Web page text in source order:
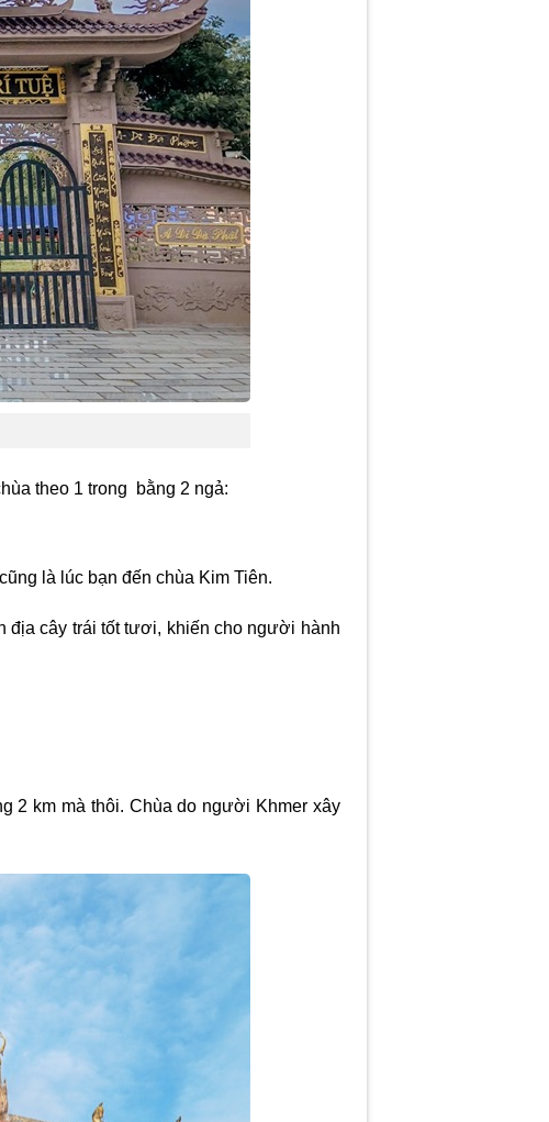
theo 1 trong bằng 2 ngả:
là lúc bạn đến chùa Kim Tiên.
cây trái tốt tươi, khiến cho người hành
2 km mà thôi. Chùa do người Khmer xây